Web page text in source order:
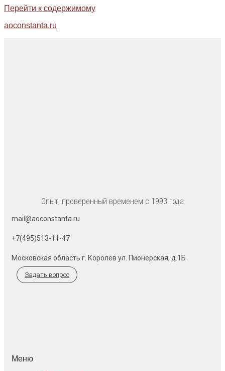
Перейти к содержимому
aoconstanta.ru
Опыт, проверенный временем с 1993 года
mail@aoconstanta.ru
+7(495)513-11-47
Московская область г. Королев ул. Пионерская, д.1Б
Задать вопрос
Меню